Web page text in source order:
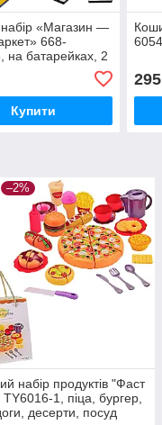
набір «Магазин —
668-
на батарейках, 2
Купити
295
–2%
набір продуктів "Фаст
1, піца, бургер,
десерти, посуд